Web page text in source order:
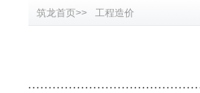
筑龙首页>> 工程造价